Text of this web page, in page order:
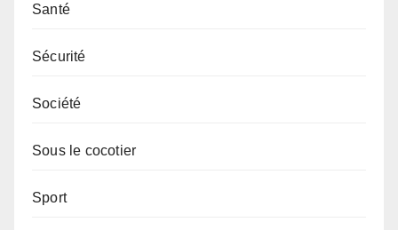
Santé
Sécurité
Société
Sous le cocotier
Sport